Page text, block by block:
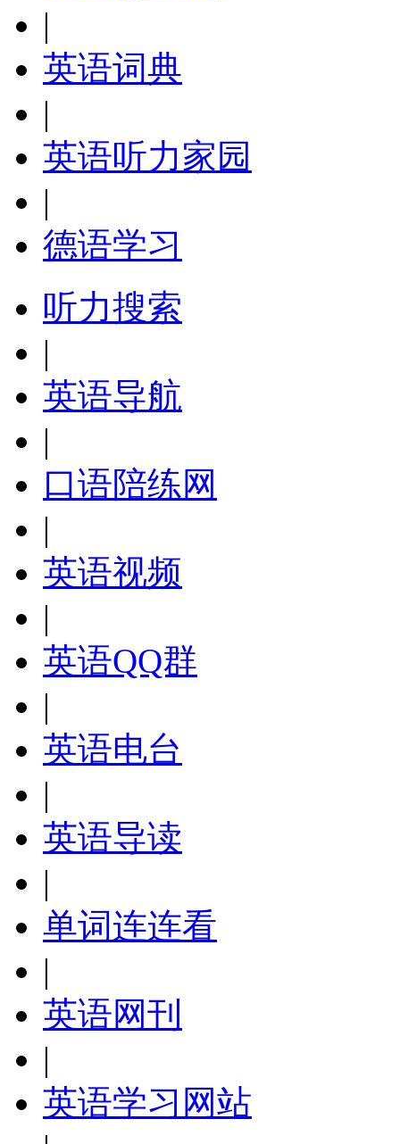
|
英语词典
|
英语听力家园
|
德语学习
听力搜索
|
英语导航
|
口语陪练网
|
英语视频
|
英语QQ群
|
英语电台
|
英语导读
|
单词连连看
|
英语网刊
|
英语学习网站